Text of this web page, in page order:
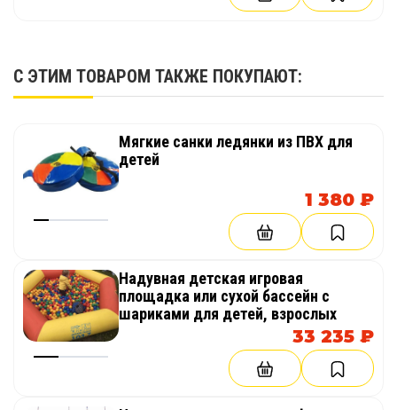
С ЭТИМ ТОВАРОМ ТАКЖЕ ПОКУПАЮТ:
Мягкие санки ледянки из ПВХ для
детей
1 380 ₽
Надувная детская игровая
площадка или сухой бассейн с
шариками для детей, взрослых
33 235 ₽